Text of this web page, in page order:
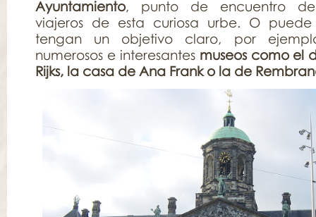
Ayuntamiento, punto de encuentro de
viajeros de esta curiosa urbe. O
tengan un objetivo claro, por
numerosos e interesantes museos como el
Rijks, la casa de Ana Frank o la de